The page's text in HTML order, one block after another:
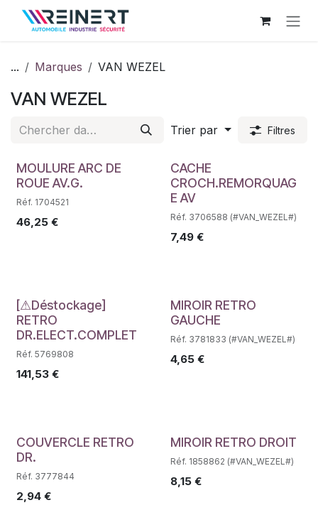
Se rendre au contenu
... Marques VAN WEZEL
VAN WEZEL
Trier par Filtres
Déstockage
MOULURE ARC DE
ROUE AV.G.
Réf. 1704521
46,25 €
Déstockage
CACHE
CROCH.REMORQUAG
E AV
Réf. 3706588 (#VAN_WEZEL#)
7,49€
Déstockage
[⚠Déstockage]
RETRO
DR.ELECT.COMPLET
Réf. 5769808
141,53 €
Déstockage
MIROIR RETRO
GAUCHE
Réf. 3781833 (#VAN_WEZEL#)
4,65€
Déstockage
COUVERCLE RETRO
DR.
Réf. 3777844
2,94 €
Déstockage
MIROIR RETRO DROIT
Réf. 1858862 (#VAN_WEZEL#)
8,15€